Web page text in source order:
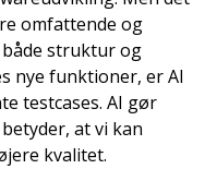
omfattende og
struktur og
nye funktioner, er AI
testcases. AI gør
at vi kan
kvalitet.